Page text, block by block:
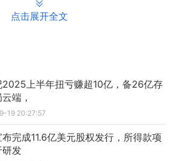
点击展开全文
2025上半年扭亏赚超10亿，备26亿存
端，
19 20:27:57
完成11.6亿美元股权发行，所得款项
研发